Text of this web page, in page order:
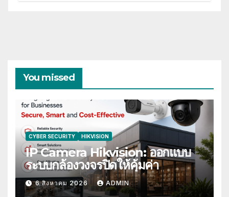
You missed
CYBER SECURITY HIKVISION
IP Camera Hikvision: ออกแบบ
ระบบกล้องวงจรปิดให้คุ้มค่า
6 สิงหาคม 2026 ADMIN